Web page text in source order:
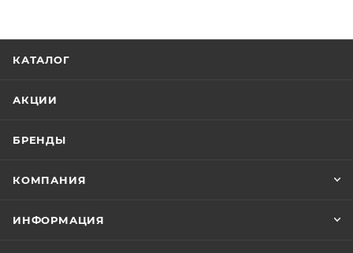
КАТАЛОГ
АКЦИИ
БРЕНДЫ
КОМПАНИЯ
ИНФОРМАЦИЯ